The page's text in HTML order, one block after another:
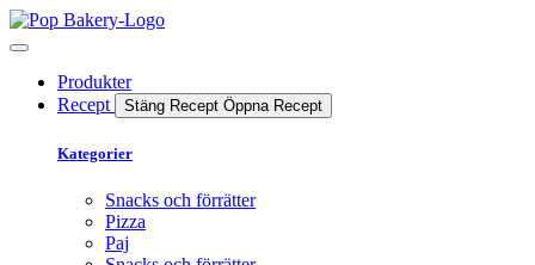
Produkter
Recept
Stäng Recept Öppna Recept
Kategorier
Snacks och förrätter
Pizza
Paj